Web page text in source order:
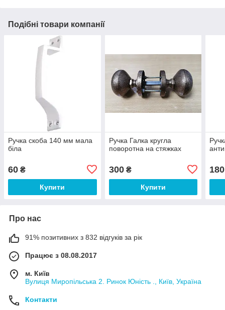
Подібні товари компанії
Ручка скоба 140 мм мала
біла
60 ₴
Купити
Ручка Галка кругла
поворотна на стяжках
300₴
Купити
180
Про нас
91% позитивних з 832 відгуків за рік
Працює з 08.08.2017
м. Київ
Вулиця Миропільська 2. Ринок Юність ., Київ, Україна
Контакти